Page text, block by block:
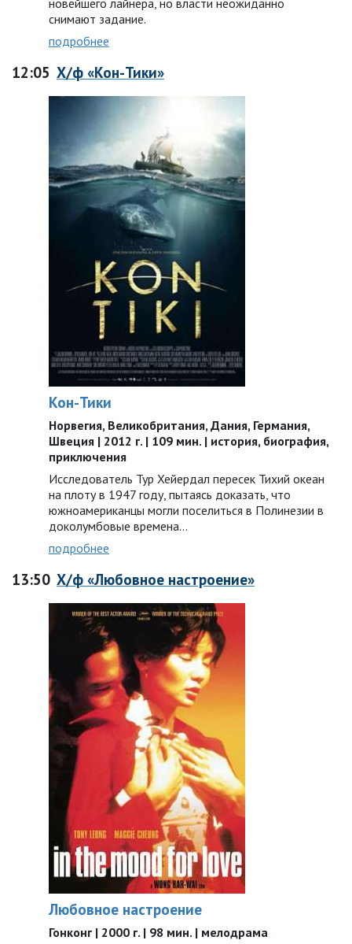
новейшего лайнера, но власти неожиданно
снимают задание.
подробнее
12:05 Х/ф «Кон-Тики»
Кон-Тики
Норвегия, Великобритания, Дания, Германия,
Швеция | 2012 г. | 109 мин. | история, биография,
приключения
Исследователь Тур Хейердал пересек Тихий океан
на плоту в 1947 году, пытаясь доказать, что
южноамериканцы могли поселиться в Полинезии в
доколумбовые времена…
подробнее
13:50 Х/ф «Любовное настроение»
Любовное настроение
Гонконг | 2000 г. | 98 мин. | мелодрама